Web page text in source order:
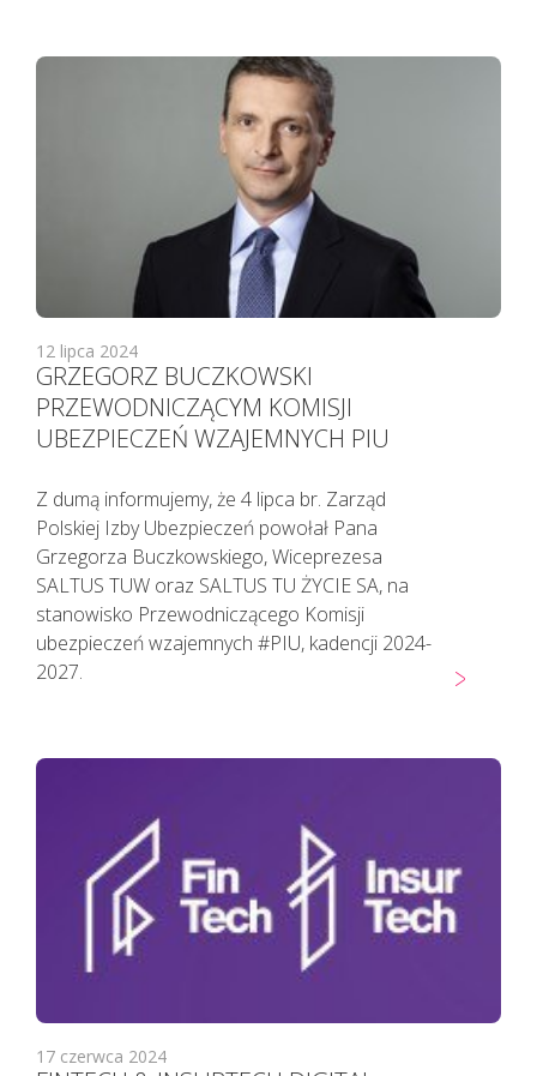
12 lipca 2024
GRZEGORZ BUCZKOWSKI
PRZEWODNICZĄCYM KOMISJI
UBEZPIECZEŃ WZAJEMNYCH PIU
Z dumą informujemy, że 4 lipca br. Zarząd
Polskiej Izby Ubezpieczeń powołał Pana
Grzegorza Buczkowskiego, Wiceprezesa
SALTUS TUW oraz SALTUS TU ŻYCIE SA, na
stanowisko Przewodniczącego Komisji
ubezpieczeń wzajemnych #PIU, kadencji 2024-
2027.
17 czerwca 2024